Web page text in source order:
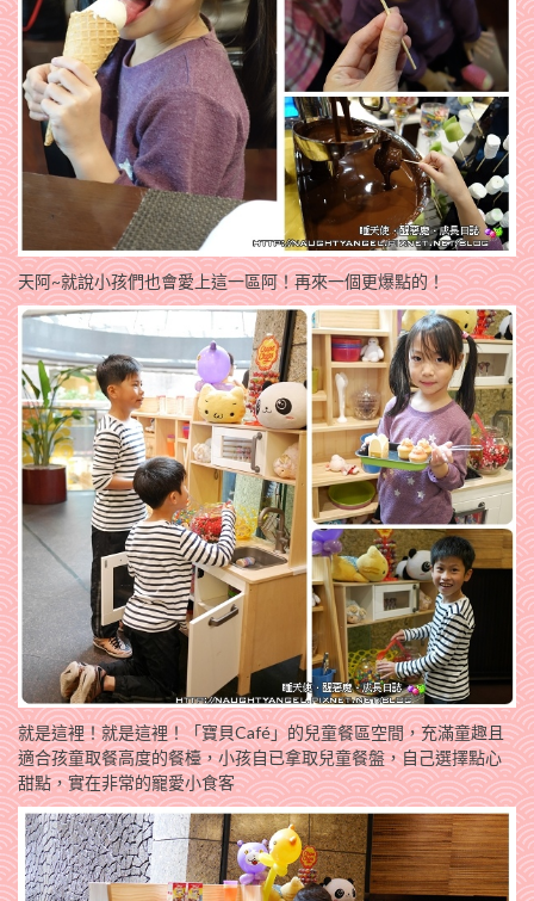
天阿~就說小孩們也會愛上這一區阿！再來一個更爆點的！
就是這裡！就是這裡！「寶貝Café」的兒童餐區空間，充滿童趣且
適合孩童取餐高度的餐檯，小孩自已拿取兒童餐盤，自己選擇點心
甜點，實在非常的寵愛小食客